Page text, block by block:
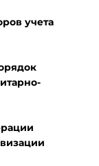
учета